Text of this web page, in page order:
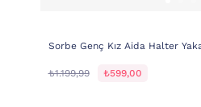
Sorbe Genç Kız Aida Halter
₺1.199,99 ₺599,00